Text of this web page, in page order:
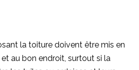
la toiture doivent être mis en
au bon endroit, surtout si la